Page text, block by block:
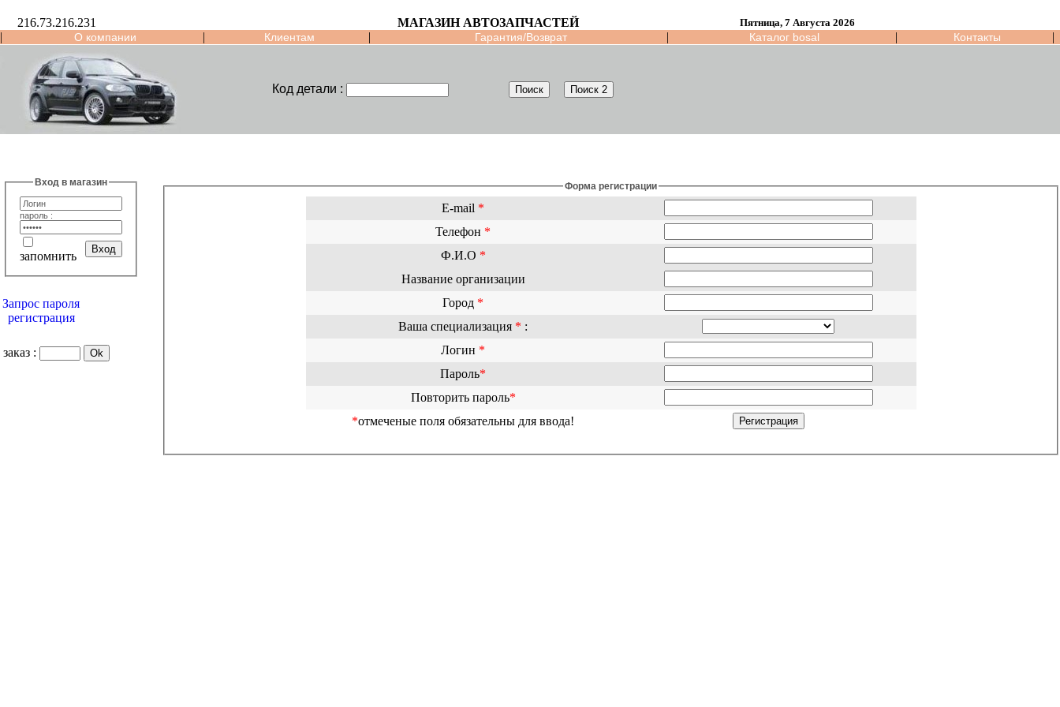
216.73.216.231 МАГАЗИН АВТОЗАПЧАСТЕЙ Пятница, 7 Августа 2026
| О компании | Клиентам | Гарантия/Возврат | Каталог bosal | Контакты |
Код детали :
Вход в магазин
пароль :
запомнить
Запрос пароля
регистрация
заказ :
Форма регистрации
E-mail *
Телефон *
Ф.И.О *
Название организации
Город *
Ваша специализация * :
Логин *
Пароль*
Повторить пароль*
*отмеченые поля обязательны для ввода!